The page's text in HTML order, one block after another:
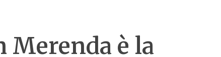
Merenda è la